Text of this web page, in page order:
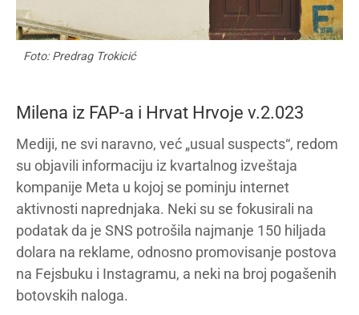
Foto: Predrag Trokicić
Milena iz FAP-a i Hrvat Hrvoje v.2.023
Mediji, ne svi naravno, već „usual suspects“, redom
su objavili informaciju iz kvartalnog izveštaja
kompanije Meta u kojoj se pominju internet
aktivnosti naprednjaka. Neki su se fokusirali na
podatak da je SNS potrošila najmanje 150 hiljada
dolara na reklame, odnosno promovisanje postova
na Fejsbuku i Instagramu, a neki na broj pogašenih
botovskih naloga.